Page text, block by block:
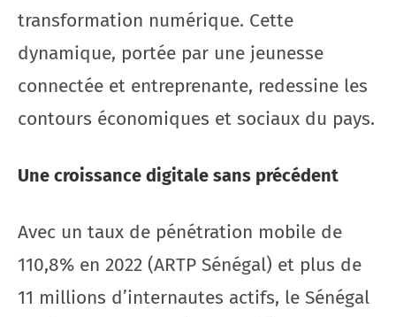
transformation numérique. Cette
dynamique, portée par une jeunesse
connectée et entreprenante, redessine les
contours économiques et sociaux du pays.
Une croissance digitale sans précédent
Avec un taux de pénétration mobile de
110,8% en 2022 (ARTP Sénégal) et plus de
11 millions d’internautes actifs, le Sénégal